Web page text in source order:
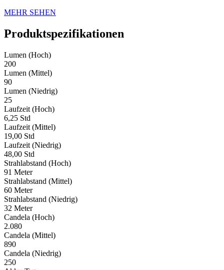
MEHR SEHEN
Produktspezifikationen
Lumen (Hoch)
200
Lumen (Mittel)
90
Lumen (Niedrig)
25
Laufzeit (Hoch)
6,25 Std
Laufzeit (Mittel)
19,00 Std
Laufzeit (Niedrig)
48,00 Std
Strahlabstand (Hoch)
91 Meter
Strahlabstand (Mittel)
60 Meter
Strahlabstand (Niedrig)
32 Meter
Candela (Hoch)
2.080
Candela (Mittel)
890
Candela (Niedrig)
250